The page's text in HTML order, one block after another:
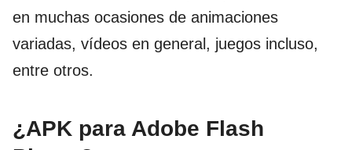
en muchas ocasiones de animaciones
variadas, vídeos en general, juegos incluso,
entre otros.
¿APK para Adobe Flash